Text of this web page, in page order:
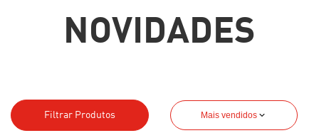
NOVIDADES
Filtrar Produtos Mais vendidos